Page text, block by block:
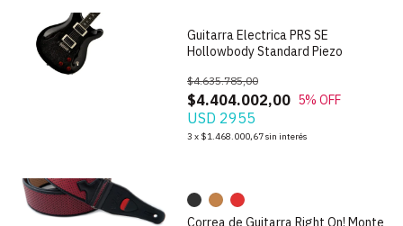
Guitarra Electrica PRS SE
Hollowbody Standard Piezo
$4.404.002,00
$4.635.785,00
5% OFF
USD 2955
3 x $1.468.000,67sin interés
Correa de Guitarra Right On! Monte